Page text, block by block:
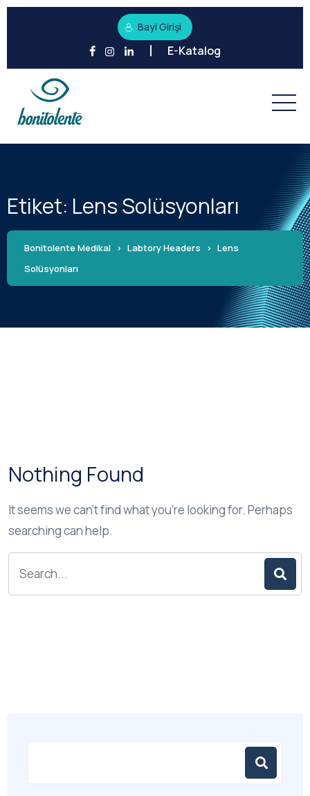
Bayi Girişi
E-Katalog
Etiket: Lens Solüsyonları
Bonitolente Medikal > Labtory Headers > Lens
Solüsyonları
Nothing Found
It seems we can’t find what you’re looking for. Perhaps
searching can help.